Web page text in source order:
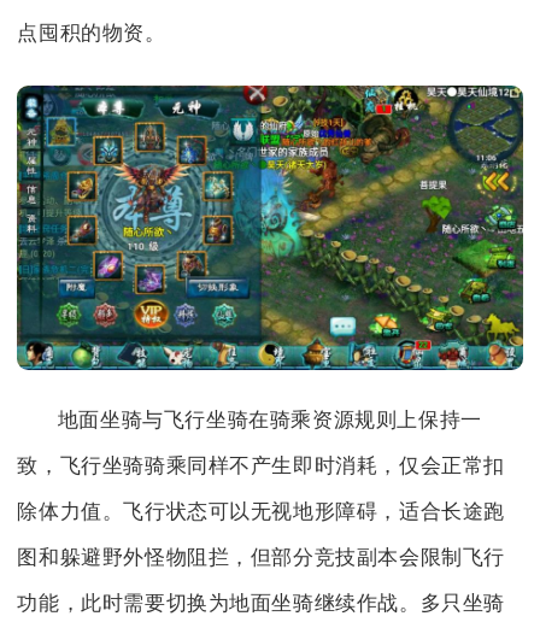
点囤积的物资。
地面坐骑与飞行坐骑在骑乘资源规则上保持一
致，飞行坐骑骑乘同样不产生即时消耗，仅会正常扣
除体力值。飞行状态可以无视地形障碍，适合长途跑
图和躲避野外怪物阻拦，但部分竞技副本会限制飞行
功能，此时需要切换为地面坐骑继续作战。多只坐骑